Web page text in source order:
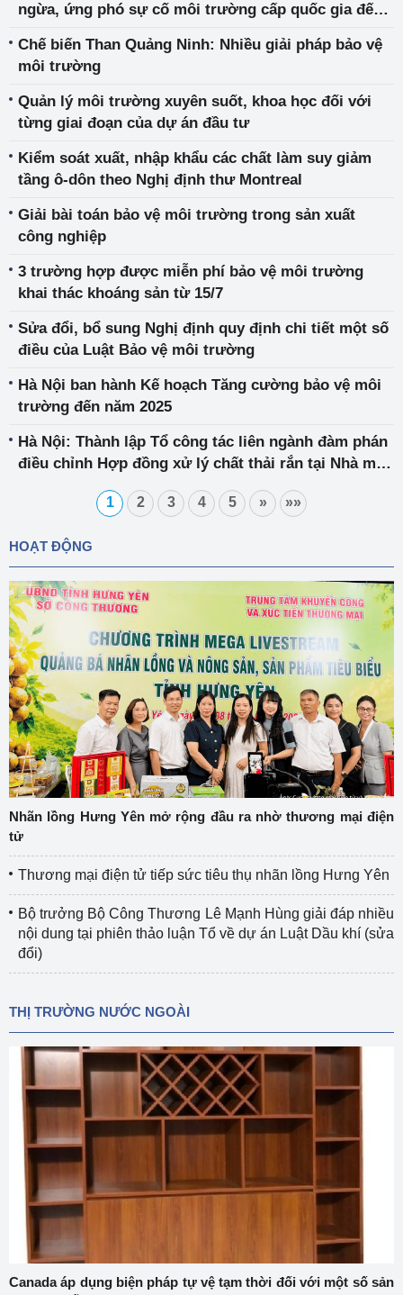
ngừa, ứng phó sự cố môi trường cấp quốc gia đến
Chế biến Than Quảng Ninh: Nhiều giải pháp bảo vệ
môi trường
Quản lý môi trường xuyên suốt, khoa học đối với
từng giai đoạn của dự án đầu tư
Kiểm soát xuất, nhập khẩu các chất làm suy giảm
tầng ô-dôn theo Nghị định thư Montreal
Giải bài toán bảo vệ môi trường trong sản xuất
công nghiệp
3 trường hợp được miễn phí bảo vệ môi trường
khai thác khoáng sản từ 15/7
Sửa đổi, bổ sung Nghị định quy định chi tiết một số
điều của Luật Bảo vệ môi trường
Hà Nội ban hành Kế hoạch Tăng cường bảo vệ môi
trường đến năm 2025
Hà Nội: Thành lập Tổ công tác liên ngành đàm phán
điều chỉnh Hợp đồng xử lý chất thải rắn tại Nhà máy
1 2 3 4 5 » »»
HOẠT ĐỘNG
Nhãn lồng Hưng Yên mở rộng đầu ra nhờ thương mại điện
tử
Thương mại điện tử tiếp sức tiêu thụ nhãn lồng Hưng Yên
Bộ trưởng Bộ Công Thương Lê Mạnh Hùng giải đáp nhiều
nội dung tại phiên thảo luận Tổ về dự án Luật Dầu khí (sửa
đổi)
THỊ TRƯỜNG NƯỚC NGOÀI
Canada áp dụng biện pháp tự vệ tạm thời đối với một số sản